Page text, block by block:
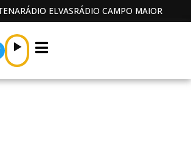
RÁDIO ELVASRÁDIO CAMPO MAIOR